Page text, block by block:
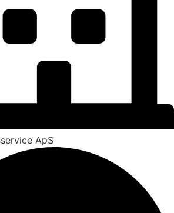
ApS